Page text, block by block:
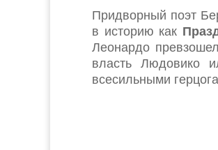
Придворный поэт
в историю как
Леонардо
власть Людовико
всесильными